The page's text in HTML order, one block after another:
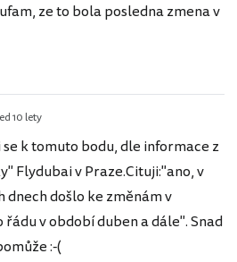
ze to bola posledna zmena v
10 lety
k tomuto bodu, dle informace z
Flydubai v Praze.Cituji:"ano, v
dnech došlo ke změnám v
řádu v období duben a dále". Snad
:-(